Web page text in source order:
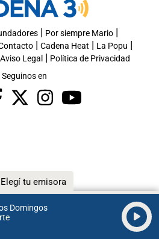
Domingos
Elegí tu emisora
| Por siempre Mario|
| Cadena Heat | La Popu |
Aviso Legal | Política de Privacidad
Seguinos en